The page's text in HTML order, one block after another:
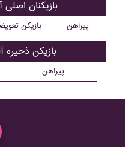
بازیکنان
بازیکن پیراهن
بازیکن ذحیره
پیراهن